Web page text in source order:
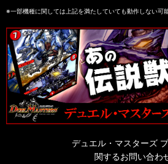
※一部機種に関しては上記を満たしていても動作しない可
デュエル・マスターズ
関するお問い合わ